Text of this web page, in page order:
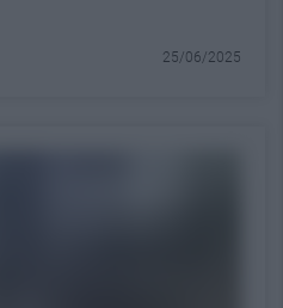
25/06/2025